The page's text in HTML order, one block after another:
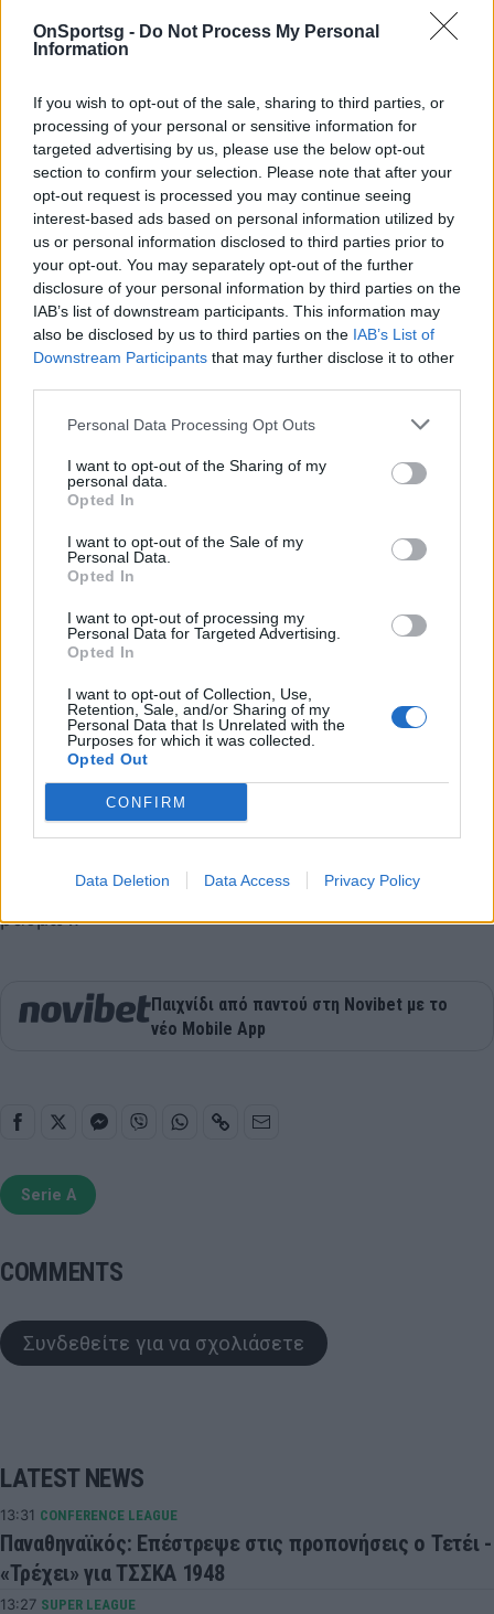
OnSportsg - Do Not Process My Personal
Information
If you wish to opt-out of the sale, sharing to third parties, or
processing of your personal or sensitive information for
targeted advertising by us, please use the below opt-out
section to confirm your selection. Please note that after your
opt-out request is processed you may continue seeing
interest-based ads based on personal information utilized by
us or personal information disclosed to third parties prior to
your opt-out. You may separately opt-out of the further
disclosure of your personal information by third parties on the
IAB’s list of downstream participants. This information may
also be disclosed by us to third parties on the IAB’s List of
Downstream Participants that may further disclose it to other
Personal Data Processing Opt Outs
I want to opt-out of the Sharing of my
personal data.
Opted In
I want to opt-out of the Sale of my
Personal Data.
Opted In
I want to opt-out of processing my
Personal Data for Targeted Advertising.
Opted In
I want to opt-out of Collection, Use,
Retention, Sale, and/or Sharing of my
Personal Data that Is Unrelated with the
Purposes for which it was collected.
Opted Out
CONFIRM
Data Deletion Data Access Privacy Policy
Λέτσε-Τορίνο 12/03
Κρεμονέζε-Φιορεντίνα 12/03
Ρόμα-Σασουόλο 12/03
Γιουβέντους-Σαμπντόρια 12/03
Μίλαν-Σαλερνιτάνα 13/03
ΒΑΘΜΟΛΟΓΙΑ (σε 25 αγώνες)
Νάπολι 68 -26αγ.
Ίντερ 50 -26αγ.
Λάτσιο 49 -26αγ.
Ρόμα 47
Μίλαν 47
Αταλάντα 42 -26αγ.
Μπολόνια 36 -26αγ.
Γιουβέντους 35
Ουντινέζε 35 -26αγ.
Τορίνο 34
Μόντσα 32
Φιορεντίνα 31
Σασουόλο 30
Λέτσε 27
Σαλερνιτάνα 25
Σπέτσια 24 -26αγ.
Κρεμονέζε 12
* Η Γιουβέντους έχει τιμωρηθεί με αφαίρεση 15
βαθμών.
Παιχνίδι από παντού στη Novibet με το
νέο Mobile App
Serie A
COMMENTS
Συνδεθείτε για να σχολιάσετε
LATEST NEWS
13:31 CONFERENCE LEAGUE
Παναθηναϊκός: Επέστρεψε στις προπονήσεις ο Τετέι -
«Τρέχει» για ΤΣΣΚΑ 1948
13:27 SUPER LEAGUE